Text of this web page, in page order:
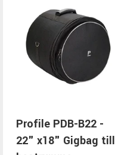
Profile PDB-B22 -
22" x18" Gigbag till